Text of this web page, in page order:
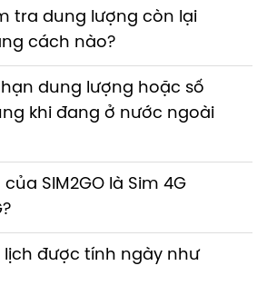
tra dung lượng còn lại
cách nào?
dung lượng hoặc số
khi đang ở nước ngoài
SIM2GO là Sim 4G
lịch được tính ngày như